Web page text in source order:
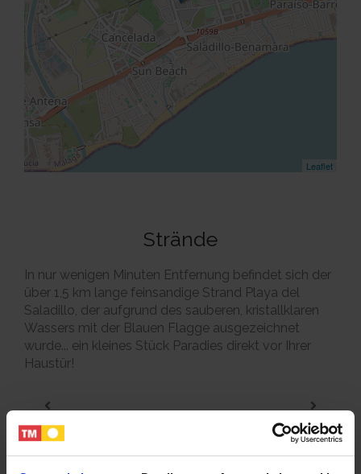
Leaflet
Strände
In nur wenigen Minuten Entfernung befindet sich der
über 1,5 km lange feinsandige Strand Playa del
Saladillo, der aufgrund des sauberen, kristallklaren
Wassers mit der Blauen Flagge ausgezeichnet
wurde... ein kleines Stück Paradies direkt vor Ihrer
Haustür!
Dienstleistungen in der